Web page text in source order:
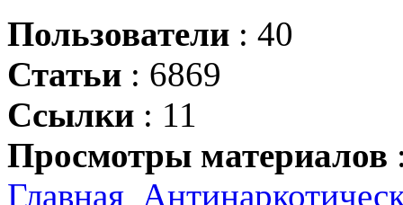
Пользователи : 40
Статьи : 6869
Ссылки : 11
Просмотры материалов
Главная